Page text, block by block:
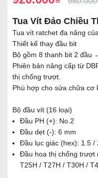
Tua Vít Đảo Chiều
Tua vít ratchet đa năng
Thiết kế thay đầu bit
Bộ gồm 8 thanh bit 2 đầu
Phiên bản nâng cấp từ
thị chống trượt.
Phù hợp cho sửa chữa cơ
Bộ đầu vít (16 loại)
Đầu PH (+): No.2
Đầu dẹt (-): 6 mm
Đầu lục giác (hex): 1.5 /
Đầu hoa thị chống trượt
T25H / T27H / T30H /